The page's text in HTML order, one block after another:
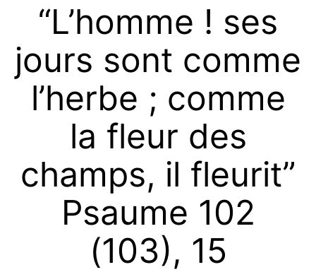
“L’homme ! ses
jours sont comme
l’herbe ; comme
la fleur des
champs, il fleurit”
Psaume 102
(103), 15